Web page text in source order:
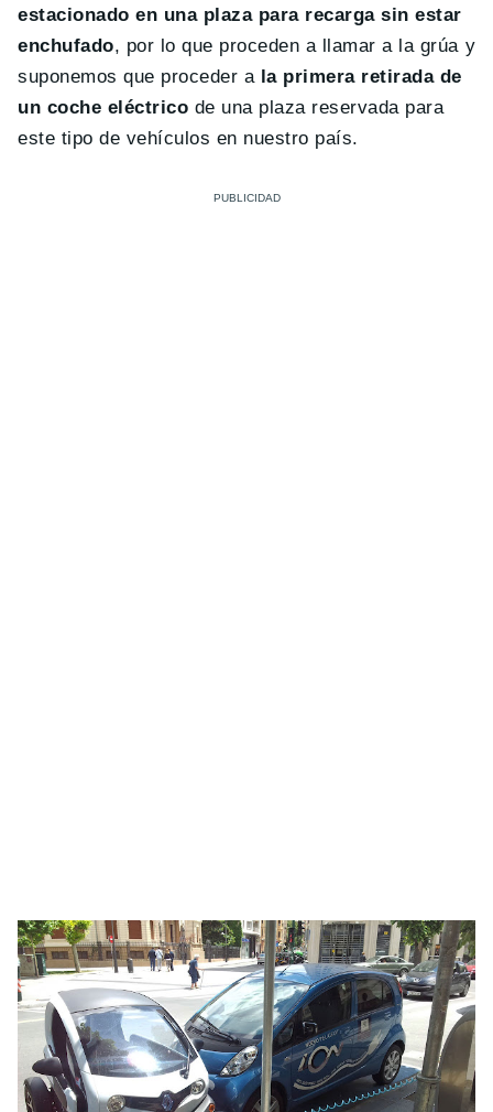
estacionado en una plaza para recarga sin estar
enchufado, por lo que proceden a llamar a la grúa y
suponemos que proceder ala primera retirada de
un coche eléctrico de una plaza reservada para
este tipo de vehículos en nuestro país.